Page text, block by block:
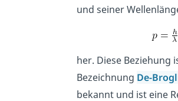
und seiner
her. Diese Beziehung
Bezeichnung De-
bekannt und ist eine